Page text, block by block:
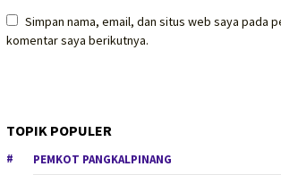
Simpan nama, email, dan situs web saya pada
komentar saya berikutnya.
TOPIK POPULER
PEMKOT PANGKALPINANG